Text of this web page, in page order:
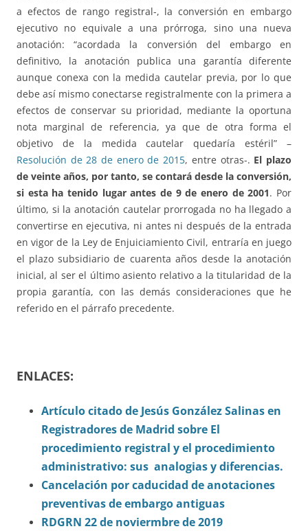
a efectos de rango registral-, la conversión en embargo
ejecutivo no equivale a una prórroga, sino una nueva
anotación: “acordada la conversión del embargo en
definitivo, la anotación publica una garantía diferente
aunque conexa con la medida cautelar previa, por lo que
debe así mismo conectarse registralmente con la primera a
efectos de conservar su prioridad, mediante la oportuna
nota marginal de referencia, ya que de otra forma el
objetivo de la medida cautelar quedaría estéril” –
Resolución de 28 de enero de 2015, entre otras-. El plazo
de veinte años, por tanto, se contará desde la conversión,
si esta ha tenido lugar antes de 9 de enero de 2001. Por
último, si la anotación cautelar prorrogada no ha llegado a
convertirse en ejecutiva, ni antes ni después de la entrada
en vigor de la Ley de Enjuiciamiento Civil, entraría en juego
el plazo subsidiario de cuarenta años desde la anotación
inicial, al ser el último asiento relativo a la titularidad de la
propia garantía, con las demás consideraciones que he
referido en el párrafo precedente.
ENLACES:
Artículo citado de Jesús González Salinas en
Registradores de Madrid sobre El
procedimiento registral y el procedimiento
administrativo: sus analogias y diferencias.
Cancelación por caducidad de anotaciones
preventivas de embargo antiguas
RDGRN 22 de noviermbre de 2019